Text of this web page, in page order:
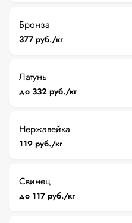
Бронза
377 руб./кг
Латунь
до 332 руб./кг
Нержавейка
119 руб./кг
Свинец
до 117 руб./кг